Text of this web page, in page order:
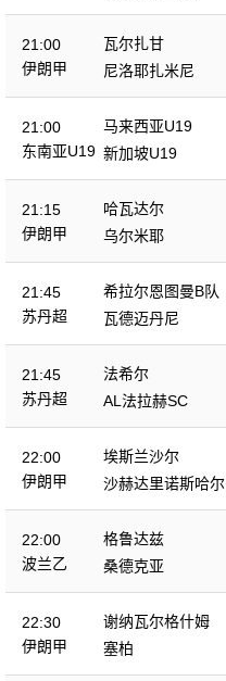
21:00
伊朗甲
瓦尔扎甘
尼洛耶扎米尼
21:00
东南亚U19
马来西亚U19
新加坡U19
21:15
伊朗甲
哈瓦达尔
乌尔米耶
21:45
苏丹超
希拉尔恩图曼B队
瓦德迈丹尼
21:45
苏丹超
法希尔
AL法拉赫SC
22:00
伊朗甲
埃斯兰沙尔
沙赫达里诺斯哈尔
22:00
波兰乙
格鲁达兹
桑德克亚
22:30
伊朗甲
谢纳瓦尔格什姆
塞柏